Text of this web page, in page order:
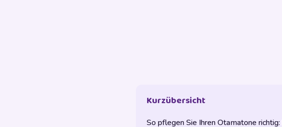
Kurzübersicht
So pflegen Sie Ihren Otamatone richtig: